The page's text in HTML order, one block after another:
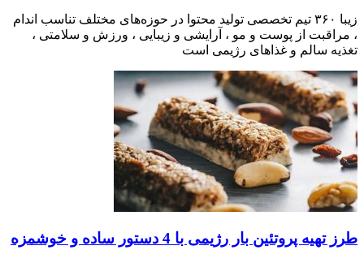
زیبا ۳۶۰ تیم تخصصی تولید محتوا در حوزه‌های مختلف تناسب اندام
، مراقبت از پوست و مو ، آرایشی و زیبایی ، ورزش و سلامتی ،
تغذیه سالم و غذاهای رژیمی است
طرز تهیه پروتئین بار رژیمی با 4 دستور ساده و خوشمزه